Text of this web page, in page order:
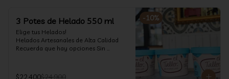
esta Edición es muy Limitada,
aproveche ya de vivir esta fantástica
experiencia!!
-10%
3 Potes de Helado 550 ml
Elige tus Helados!
Helados Artesanales de Alta Calidad
Recuerda que hay opciones Sin
Diabéticos!
$22.400$24.900